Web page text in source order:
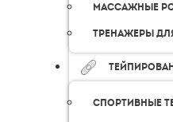
Массажные
Тренажеры
Спортивные